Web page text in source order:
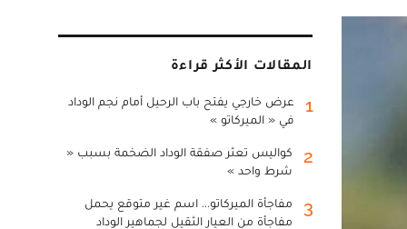
المقالات الأكثر قراءة
1
عرض خارجي يفتح باب الرحيل أمام نجم الوداد
في « الميركاتو »
2
كواليس تعثر صفقة الوداد الضخمة بسبب «
شرط واحد »
3
مفاجأة الميركاتو... اسم غير متوقع يحمل
مفاجأة من العيار الثقيل لجماهير الوداد